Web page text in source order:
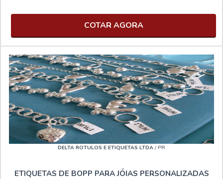
COTAR AGORA
DELTA ROTULOS E ETIQUETAS LTDA / PR
ETIQUETAS DE BOPP PARA JÓIAS PERSONALIZADAS